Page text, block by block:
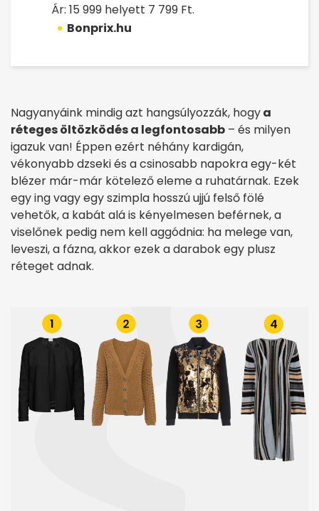
Ár: 15 999 helyett 7 799 Ft.
Bonprix.hu
Nagyanyáink mindig azt hangsúlyozzák, hogya
réteges öltözködés a legfontosabb – és milyen
igazuk van! Éppen ezért néhány kardigán,
vékonyabb dzseki és a csinosabb napokra egy-két
blézer már-már kötelező eleme a ruhatárnak. Ezek
egy ing vagy egy szimpla hosszú ujjú felső fölé
vehetők, a kabát alá is kényelmesen beférnek, a
viselőnek pedig nem kell aggódnia: ha melege van,
leveszi, a fázna, akkor ezek a darabok egy plusz
réteget adnak.